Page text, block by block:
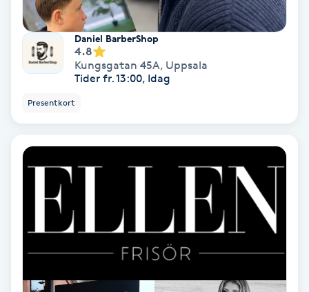
Mixfransar
Nagelförlängning
Nagelförlängning akryl
Nagelförlängning gelé
Nagelförlängning glasfiber
Nagelförlängning silke
Daniel BarberShop
4.8
Kungsgatan 45A, Uppsala
Tider fr. 13:00, Idag
Presentkort